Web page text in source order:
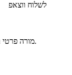
לשלוח ווצאפ